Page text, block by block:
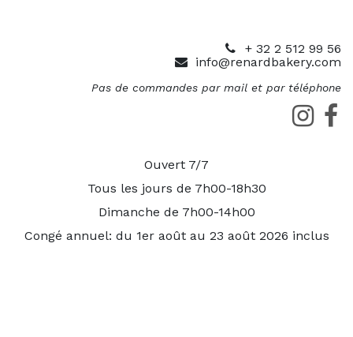
+ 32 2 512 99 56
info@renardbakery.com
Pas de commandes par mail et par téléphone
Ouvert 7/7
Tous les jours de 7h00-18h30
Dimanche de 7h00-14h00
Congé annuel: du 1er août au 23 août 2026 inclus